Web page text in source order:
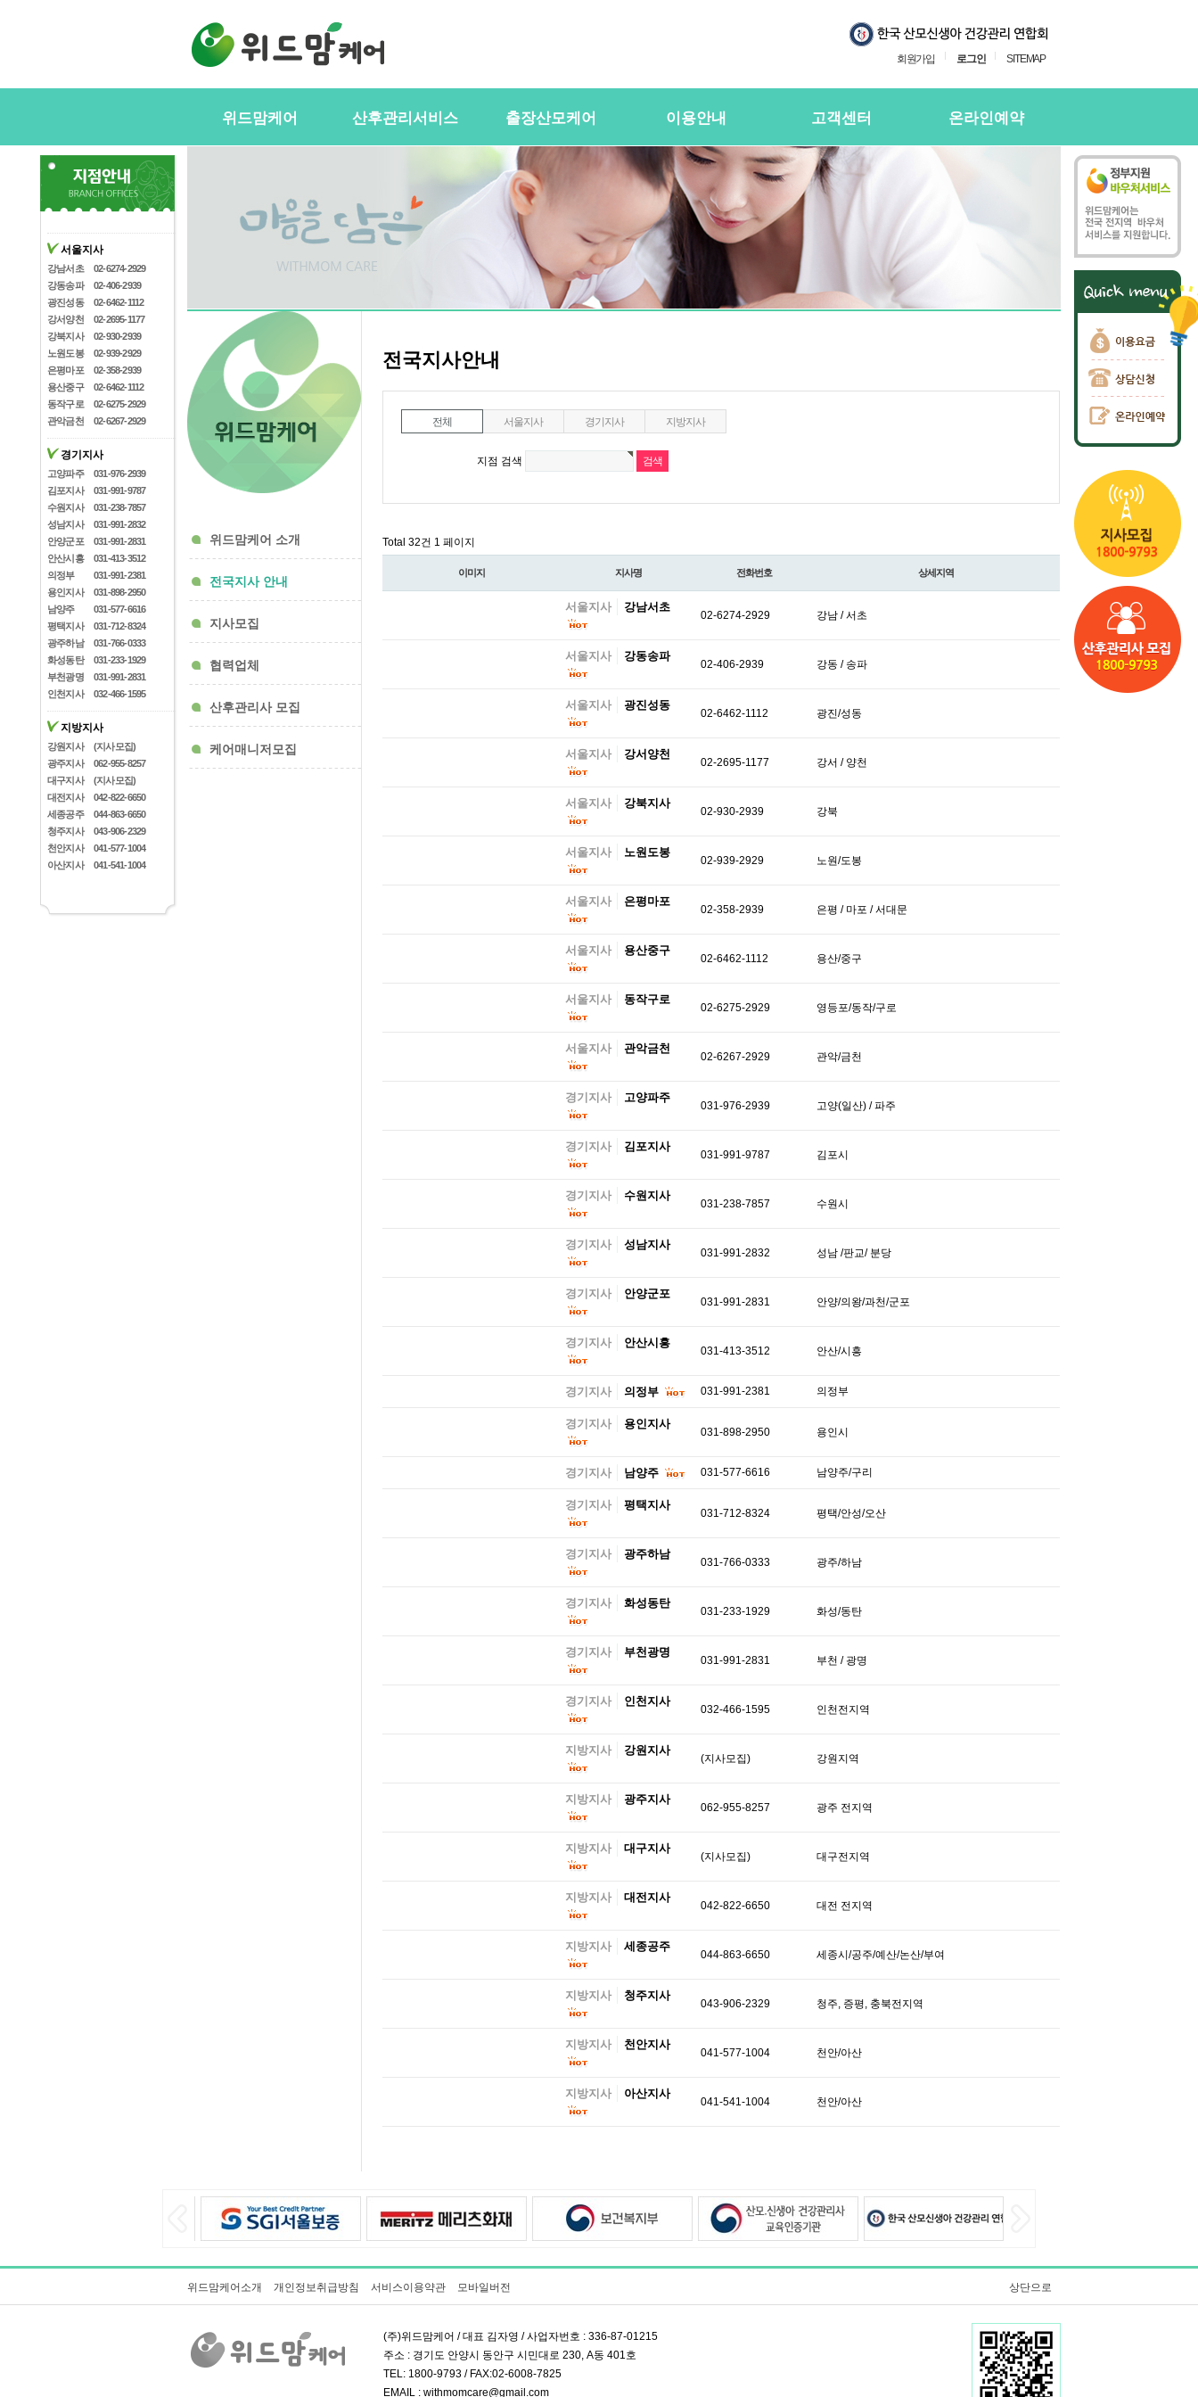
회원가입 로그인 SITEMAP
위드맘케어
지사모집
산후관리사모집
산후관리서비스
스
산후관리사 업무
출장산모케어
산전바디케어
산후바디케어
케어매니저 자격요건
유의사항
이용안내
이용절차
이용요금
대여용품
이용약관
고객센터
공지사항
문의하기
이용후기
자주하는질문
상담신청
상담신청 확인
온라인예약
온라인예약
온라인 예약확인
위드맘케어 소개
전국지사 안내
지사모집
협력업체
산후관리사 모집
케어매니저모집
서울지사
강남서초
02-6274-2929
강동송파
02-406-2939
광진성동
02-6462-1112
강서양천
02-2695-1177
강북지사
02-930-2939
노원도봉
02-939-2929
은평마포
02-358-2939
용산중구
02-6462-1112
동작구로
02-6275-2929
관악금천
02-6267-2929
경기지사
고양파주
031-976-2939
김포지사
031-991-9787
수원지사
031-238-7857
성남지사
031-991-2832
안양군포
031-991-2831
안산시흥
031-413-3512
의정부
031-991-2381
용인지사
031-898-2950
남양주
031-577-6616
평택지사
031-712-8324
광주하남
031-766-0333
화성동탄
031-233-1929
부천광명
031-991-2831
인천지사
032-466-1595
지방지사
강원지사
(지사모집)
광주지사
062-955-8257
대구지사
(지사모집)
대전지사
042-822-6650
세종공주
044-863-6650
청주지사
043-906-2329
천안지사
041-577-1004
아산지사
041-541-1004
전국지사안내
전체 서울지사 경기지사 지방지사
지점 검색
Total 32건 1 페이지
이미지 지사명 전화번호 상세지역
서울지사 강남서초
02-6274-2929 강남 / 서초
서울지사 강동송파
02-406-2939 강동 / 송파
서울지사 광진성동
02-6462-1112 광진/성동
서울지사 강서양천
02-2695-1177 강서 / 양천
서울지사 강북지사
02-930-2939 강북
서울지사 노원도봉
02-939-2929 노원/도봉
서울지사 은평마포
02-358-2939 은평 / 마포 / 서대문
서울지사 용산중구
02-6462-1112 용산/중구
서울지사 동작구로
02-6275-2929 영등포/동작/구로
서울지사 관악금천
02-6267-2929 관악/금천
경기지사 고양파주
031-976-2939 고양(일산) / 파주
경기지사 김포지사
031-991-9787 김포시
경기지사 수원지사
031-238-7857 수원시
경기지사 성남지사
031-991-2832 성남 /판교/ 분당
경기지사 안양군포
031-991-2831 안양/의왕/과천/군포
경기지사 안산시흥
031-413-3512 안산/시흥
경기지사 의정부 031-991-2381 의정부
경기지사 용인지사
031-898-2950 용인시
경기지사 남양주 031-577-6616 남양주/구리
경기지사 평택지사
031-712-8324 평택/안성/오산
경기지사 광주하남
031-766-0333 광주/하남
경기지사 화성동탄
031-233-1929 화성/동탄
경기지사 부천광명
031-991-2831 부천 / 광명
경기지사 인천지사
032-466-1595 인천전지역
지방지사 강원지사
(지사모집) 강원지역
지방지사 광주지사
062-955-8257 광주 전지역
지방지사 대구지사
(지사모집) 대구전지역
지방지사 대전지사
042-822-6650 대전 전지역
지방지사 세종공주
044-863-6650 세종시/공주/예산/논산/부여
지방지사 청주지사
043-906-2329 청주, 증평, 충북전지역
지방지사 천안지사
041-577-1004 천안/아산
지방지사 아산지사
041-541-1004 천안/아산
위드맘케어소개 개인정보취급방침 서비스이용약관 모바일버전 상단으로
(주)위드맘케어 / 대표 김자영 / 사업자번호 : 336-87-01215
주소 : 경기도 안양시 동안구 시민대로 230, A동 401호
TEL: 1800-9793 / FAX:02-6008-7825
EMAIL : withmomcare@gmail.com